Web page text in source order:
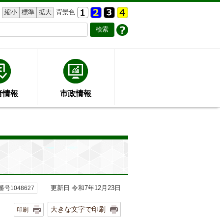
縮小 標準 拡大 背景色
情報 市政情報
号1048627 更新日 令和7年12月23日
印刷 大きな文字で印刷